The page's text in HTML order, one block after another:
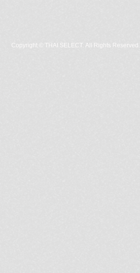
Copyright © THAI SELECT. All Rights Reserved.